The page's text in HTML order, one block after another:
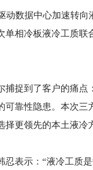
动数据中心加速转
单相冷板液冷工质
捕捉到了客户的痛
可靠性隐患。本次
更领先的本土液冷
忍表示：“液冷工质